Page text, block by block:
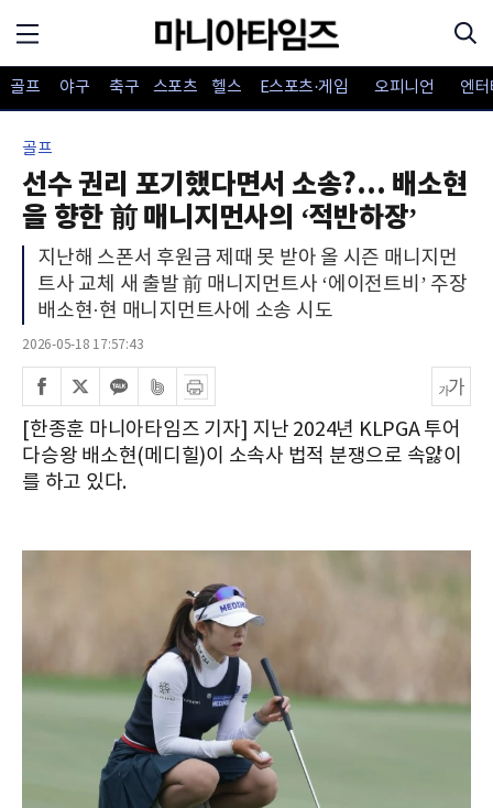
골프 야구 축구 스포츠 헬스 E스포츠·게임 오피니언 엔
골프
선수 권리 포기했다면서 소송?... 배소현
을 향한 前 매니지먼사의 ‘적반하장’
지난해 스폰서 후원금 제때 못 받아 올 시즌 매니지먼
트사 교체 새 출발 前 매니지먼트사 ‘에이전트비’ 주장
배소현·현 매니지먼트사에 소송 시도
2026-05-18 17:57:43
[한종훈 마니아타임즈 기자] 지난 2024년 KLPGA 투어
다승왕 배소현(메디힐)이 소속사 법적 분쟁으로 속앓이
를 하고 있다.